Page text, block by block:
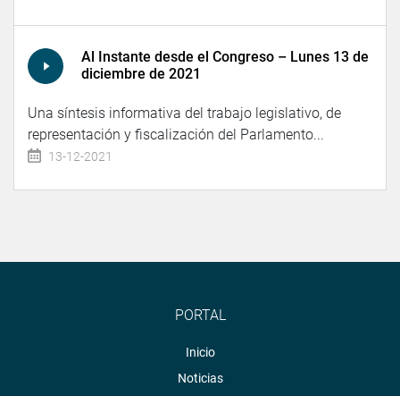
Al Instante desde el Congreso – Lunes 13 de
diciembre de 2021
Una síntesis informativa del trabajo legislativo, de
representación y fiscalización del Parlamento...
13-12-2021
PORTAL
Inicio
Noticias